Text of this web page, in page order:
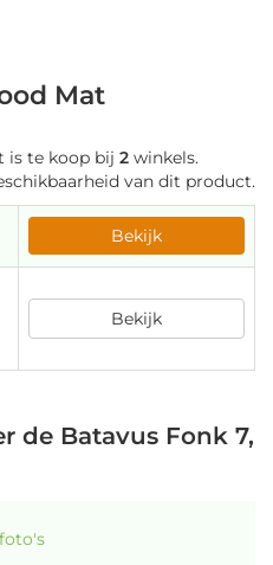
Mat
is te koop bij 2 winkels.
van dit product.
Bekijk
Bekijk
de Batavus Fonk 7,